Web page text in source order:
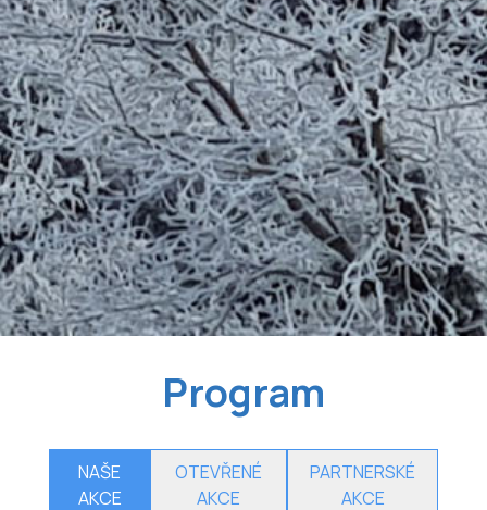
Program
NAŠE
AKCE
OTEVŘENÉ
AKCE
PARTNERSKÉ
AKCE